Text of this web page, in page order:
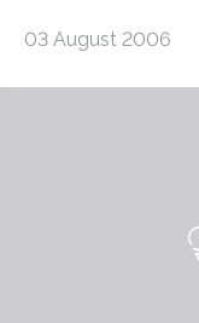
03 August 2006